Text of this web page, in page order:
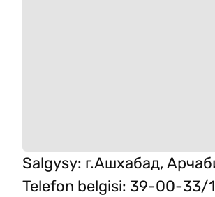
Salgysy: г.Ашхабад,
Telefon belgisi: 39-00-33/